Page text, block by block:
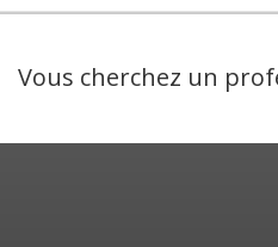
Vous cherchez un